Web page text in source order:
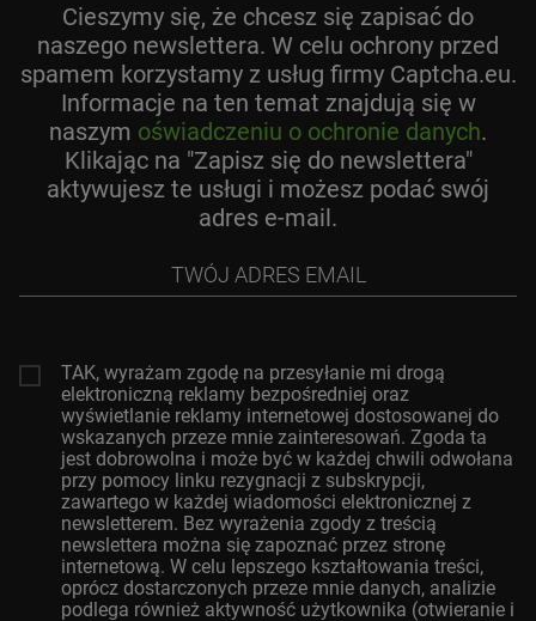
Cieszymy się, że chcesz się zapisać do
naszego newslettera. W celu ochrony przed
spamem korzystamy z usług firmy Captcha.eu.
Informacje na ten temat znajdują się w
naszym oświadczeniu o ochronie danych.
Klikając na "Zapisz się do newslettera"
aktywujesz te usługi i możesz podać swój
adres e-mail.
email
TAK, wyrażam zgodę na przesyłanie mi drogą
elektroniczną reklamy bezpośredniej oraz
wyświetlanie reklamy internetowej dostosowanej do
wskazanych przeze mnie zainteresowań. Zgoda ta
jest dobrowolna i może być w każdej chwili odwołana
przy pomocy linku rezygnacji z subskrypcji,
zawartego w każdej wiadomości elektronicznej z
newsletterem. Bez wyrażenia zgody z treścią
newslettera można się zapoznać przez stronę
internetową. W celu lepszego kształtowania treści,
oprócz dostarczonych przeze mnie danych, analizie
podlega również aktywność użytkownika (otwieranie i